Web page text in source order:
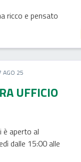
ricco e pensato
AGO 25
UFFICIO
è aperto al
dalle 15:00 alle